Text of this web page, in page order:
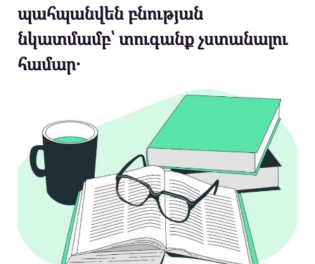
պահպանվեն բնության
նկատմամբ՝ տուգանք չստանալու
համար․